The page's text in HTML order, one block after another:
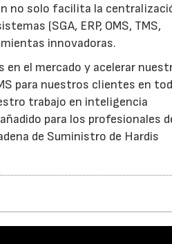
no solo facilita la
(SGA, ERP, OMS, TMS,
innovadoras.
en el mercado y acelerar
para nuestros clientes en
trabajo en inteligencia
para los profesionales
de Suministro de Hardis